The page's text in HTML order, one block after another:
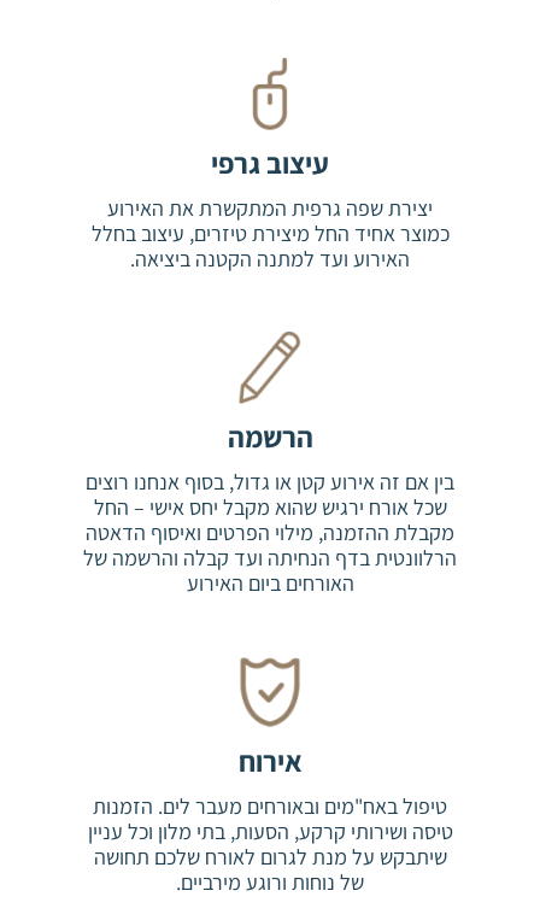
עיצוב גרפי
יצירת שפה גרפית המתקשרת את האירוע
כמוצר אחיד החל מיצירת טיזרים, עיצוב בחלל
האירוע ועד למתנה הקטנה ביציאה.
הרשמה
בין אם זה אירוע קטן או גדול, בסוף אנחנו רוצים
שכל אורח ירגיש שהוא מקבל יחס אישי – החל
מקבלת ההזמנה, מילוי הפרטים ואיסוף הדאטה
הרלוונטית בדף הנחיתה ועד קבלה והרשמה של
האורחים ביום האירוע
אירוח
טיפול באח"מים ובאורחים מעבר לים. הזמנות
טיסה ושירותי קרקע, הסעות, בתי מלון וכל עניין
שיתבקש על מנת לגרום לאורח שלכם תחושה
של נוחות ורוגע מירביים.